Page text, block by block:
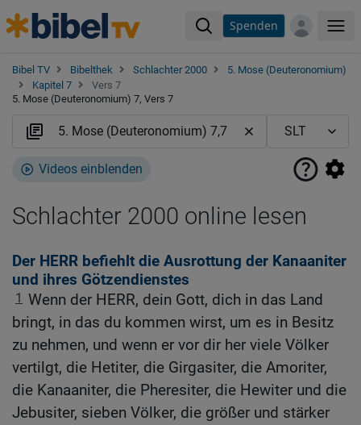
Spenden
Bibel TV Bibelthek Schlachter 2000
5. Mose (Deuteronomium)
Kapitel 7
Vers 7
5. Mose (Deuteronomium) 7, Vers 7
Videos einblenden
Schlachter 2000 online lesen
Der HERR befiehlt die Ausrottung der Kanaaniter
und ihres Götzendienstes
1 Wenn der HERR, dein Gott, dich in das Land
bringt, in das du kommen wirst, um es in Besitz
zu nehmen, und wenn er vor dir her viele Völker
vertilgt, die Hetiter, die Girgasiter, die Amoriter,
die Kanaaniter, die Pheresiter, die Hewiter und die
Jebusiter, sieben Völker, die größer und stärker